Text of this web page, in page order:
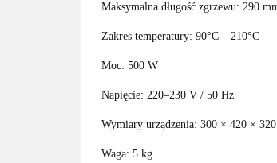
Maksymalna długość zgrzewu: 290
Zakres temperatury: 90°C – 210°C
Moc: 500 W
Napięcie: 220–230 V / 50 Hz
Wymiary urządzenia: 300 × 420 ×
Waga: 5 kg